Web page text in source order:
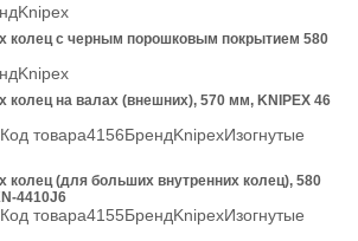
колец с черным порошковым покрытием 580
на валах (внешних), 570 мм, KNIPEX 46
товара4156БрендKnipexИзогнутые
(для больших внутренних колец), 580
4410J6
товара4155БрендKnipexИзогнутые